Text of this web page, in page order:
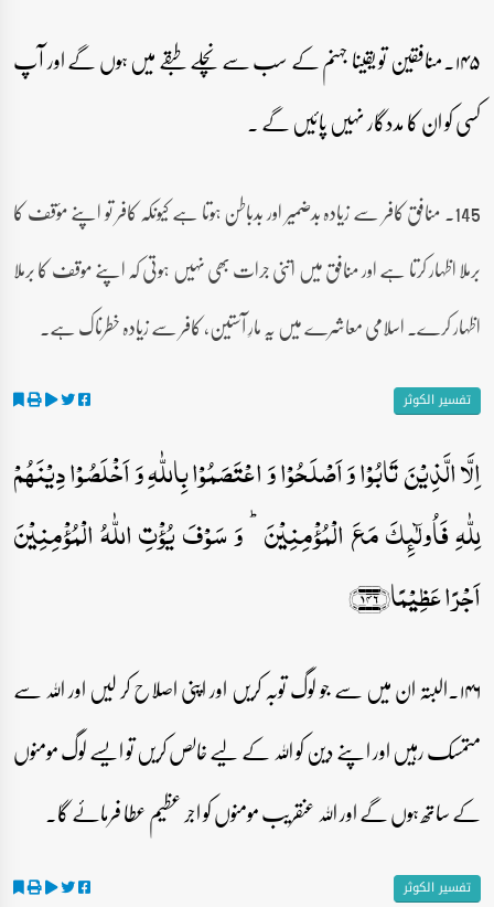
۱۴۵۔منافقین تو یقینا جہنم کے سب سے نچلے طبقے میں ہوں گے اور آپ
کسی کو ان کا مددگار نہیں پائیں گے ۔
145۔ منافق کافر سے زیادہ بدضمیر اور بدباطن ہوتا ہے کیونکہ کافر تو اپنے مؤقف کا
برملا اظہار کرتا ہے اور منافق میں اتنی جرات بھی نہیں ہوتی کہ اپنے موقف کا برملا
اظہار کرے۔ اسلامی معاشرے میں یہ مارِ آستین، کافر سے زیادہ خطرناک ہے۔
تفسیر الکوثر
اِلَّا الَّذِیۡنَ تَابُوۡا وَ اَصۡلَحُوۡا وَ اعۡتَصَمُوۡا بِاللّٰہِ وَ اَخۡلَصُوۡا دِیۡنَہُمۡ
لِلّٰہِ فَاُولٰٓئِکَ مَعَ الۡمُؤۡمِنِیۡنَ ؕ وَ سَوۡفَ یُؤۡتِ اللّٰہُ الۡمُؤۡمِنِیۡنَ
اَجۡرًا عَظِیۡمًا﴿۱۴۶﴾
۱۴۶۔البتہ ان میں سے جو لوگ توبہ کریں اور اپنی اصلاح کر لیں اور اللہ سے
متمسک رہیں اور اپنے دین کو اللہ کے لیے خالص کریں تو ایسے لوگ مومنوں
کے ساتھ ہوں گے اور اللہ عنقریب مومنوں کو اجر عظیم عطا فرمائے گا۔
تفسیر الکوثر